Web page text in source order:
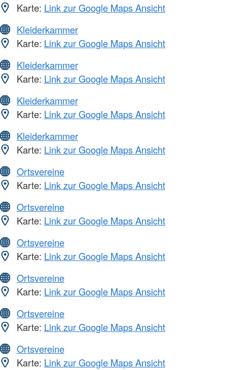
Karte: Link zur Google Maps Ansicht
Kleiderkammer
Karte: Link zur Google Maps Ansicht
Kleiderkammer
Karte: Link zur Google Maps Ansicht
Kleiderkammer
Karte: Link zur Google Maps Ansicht
Kleiderkammer
Karte: Link zur Google Maps Ansicht
Ortsvereine
Karte: Link zur Google Maps Ansicht
Ortsvereine
Karte: Link zur Google Maps Ansicht
Ortsvereine
Karte: Link zur Google Maps Ansicht
Ortsvereine
Karte: Link zur Google Maps Ansicht
Ortsvereine
Karte: Link zur Google Maps Ansicht
Ortsvereine
Karte: Link zur Google Maps Ansicht